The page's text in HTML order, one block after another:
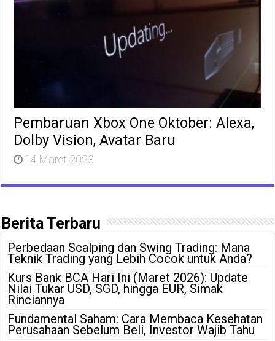
Pembaruan Xbox One Oktober: Alexa,
Dolby Vision, Avatar Baru
14 Maret 2023
Berita Terbaru
Perbedaan Scalping dan Swing Trading: Mana
Teknik Trading yang Lebih Cocok untuk Anda?
Kurs Bank BCA Hari Ini (Maret 2026): Update
Nilai Tukar USD, SGD, hingga EUR, Simak
Rinciannya
Fundamental Saham: Cara Membaca Kesehatan
Perusahaan Sebelum Beli, Investor Wajib Tahu